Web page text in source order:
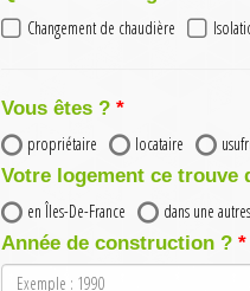
Changement de chaudière
Vous êtes ?
propriétaire
locataire
Votre logement ce trouve
en Îles-De-France
dans une
Année de construction ?